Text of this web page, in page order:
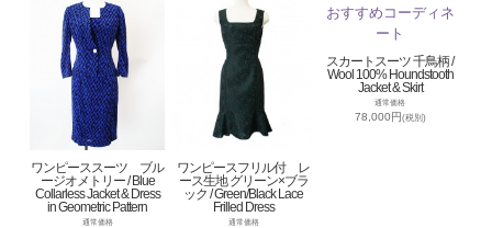
ワンピーススーツ ブル
ージオメトリー / Blue
Collarless Jacket & Dress
in Geometric Pattern
通常価格
ワンピースフリル付 レ
ース生地 グリーン×ブラ
ック / Green/Black Lace
Frilled Dress
通常価格
スカートスーツ 千鳥柄 /
Wool 100% Houndstooth
Jacket & Skirt
通常価格
78,000円(税別)